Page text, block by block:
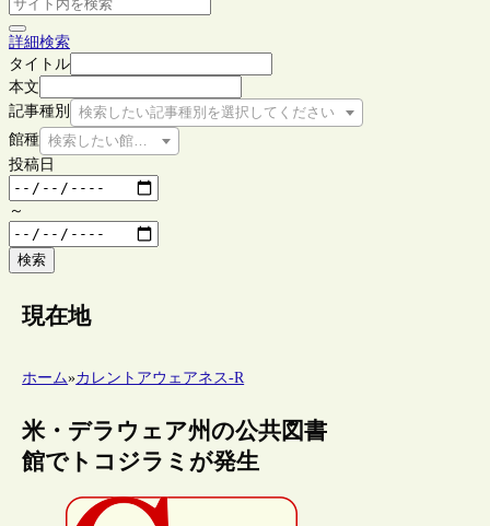
詳細検索
タイトル
本文
記事種別
検索したい記事種別を選択してください
館種 検索したい館種を選択してください
投稿日
～
検索
現在地
ホーム»カレントアウェアネス-R
米・デラウェア州の公共図書
館でトコジラミが発生